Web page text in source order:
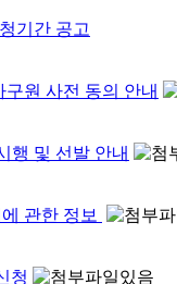
기간 공고
원 사전 동의 안내
행 및 선발 안내
관한 정보
청